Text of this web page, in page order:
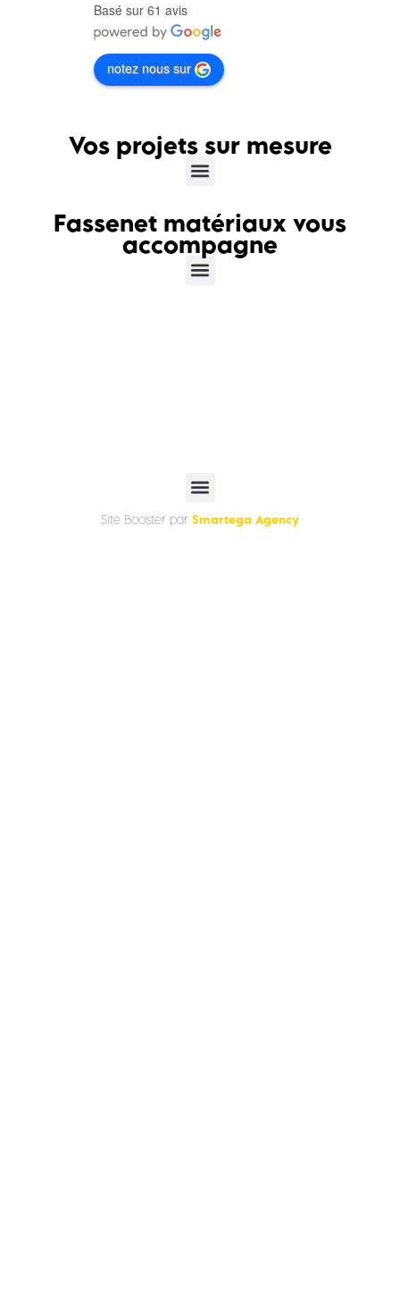
Basé sur 61 avis
notez nous sur
Vos projets sur mesure
Fassenet matériaux vous
accompagne
Site Booster par Smartega Agency